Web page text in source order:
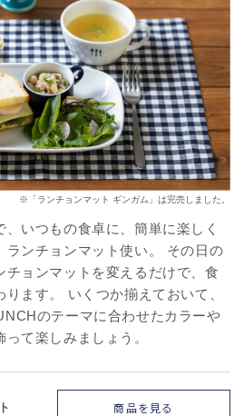
※「ランチョンマット ギンガム」は完売しました。
いつもの食卓に、簡単に楽しく
ランチョンマット使い。 その日の
チョンマットを変えるだけで、食
ます。 いくつか揃えておいて、
のテーマに合わせたカラーや
て楽しみましょう。
商品を見る